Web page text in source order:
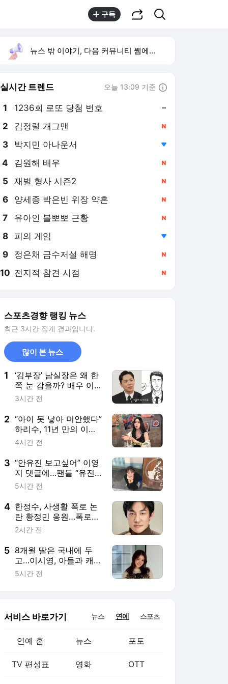
구독
뉴스 밖 이야기, 다음 커뮤니티 웹에서 보기
실시간 트렌드 오늘 13:09 기준
1 1236회 로또 당첨 번호
2 김정렬 개그맨
3 박지민 아나운서
4 김원해 배우
5 재벌 형사 시즌2
6 양세종 박은빈 위장 약혼
7 유아인 볼뽀뽀 근황
8 피의 게임
9 정은채 금수저설 해명
10 전지적 참견 시점
스포츠경향 랭킹 뉴스
최근 3시간 집계 결과입니다.
많이 본 뉴스
1
‘김부장’ 남실장은 왜 한
쪽 눈 감을까? 배우 이
동하, 직접 연구한 서사
3시간 전
2 “아이 못 낳아 미안했다”
하리수, 11년 만의 이혼
비하인드 공개
4시간 전
3 “안유진 보고싶어” 이영
지 댓글에…팬들 “유진
이라고요!” 유쾌한 항의
5시간 전
4 한정수, 사생활 폭로 논
란 황정민 응원…폭로자
에 “떳떳하다면 직접 나
2시간 전
5 8개월 딸은 국내에 두
고…이시영, 아들과 캐나
다 한 달살이 근황 ‘눈길’
5시간 전
서비스 바로가기 뉴스 연예 스포츠
연예 홈 뉴스 포토
TV 편성표 영화 OTT